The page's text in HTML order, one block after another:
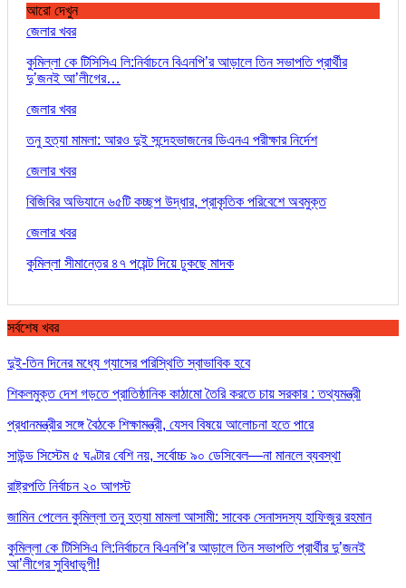
আরো দেখুন
জেলার খবর
কুমিল্লা কে টিসিসিএ লি:নির্বাচনে বিএনপি’র আড়ালে তিন সভাপতি প্রার্থীর
দু’জনই আ’লীগের…
জেলার খবর
তনু হত্যা মামলা: আরও দুই সন্দেহভাজনের ডিএনএ পরীক্ষার নির্দেশ
জেলার খবর
বিজিবির অভিযানে ৬৫টি কচ্ছপ উদ্ধার, প্রাকৃতিক পরিবেশে অবমুক্ত
জেলার খবর
কুমিল্লা সীমান্তের ৪৭ পয়েন্ট দিয়ে ঢুকছে মাদক
সর্বশেষ খবর
দুই-তিন দিনের মধ্যে গ্যাসের পরিস্থিতি স্বাভাবিক হবে
শিকলমুক্ত দেশ গড়তে প্রাতিষ্ঠানিক কাঠামো তৈরি করতে চায় সরকার : তথ্যমন্ত্রী
প্রধানমন্ত্রীর সঙ্গে বৈঠকে শিক্ষামন্ত্রী, যেসব বিষয়ে আলোচনা হতে পারে
সাউন্ড সিস্টেম ৫ ঘণ্টার বেশি নয়, সর্বোচ্চ ৯০ ডেসিবেল—না মানলে ব্যবস্থা
রাষ্ট্রপতি নির্বাচন ২০ আগস্ট
জামিন পেলেন কুমিল্লা তনু হত্যা মামলা আসামী: সাবেক সেনাসদস্য হাফিজুর রহমান
কুমিল্লা কে টিসিসিএ লি:নির্বাচনে বিএনপি’র আড়ালে তিন সভাপতি প্রার্থীর দু’জনই
আ’লীগের সুবিধাভূগী!